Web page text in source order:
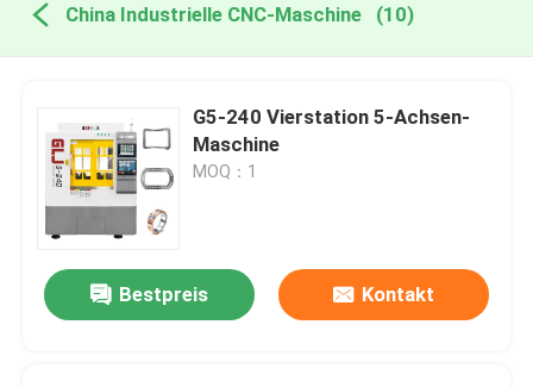
China Industrielle CNC-Maschine (10)
G5-240 Vierstation 5-Achsen-
Maschine
MOQ：1
Bestpreis Kontakt